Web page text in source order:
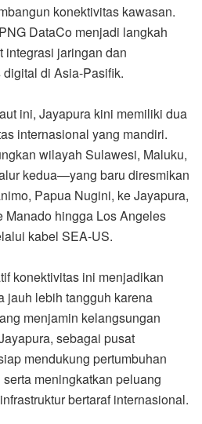
konektivitas kawasan.
DataCo menjadi langkah
integrasi jaringan dan
di Asia-Pasifik.
ini, Jayapura kini memiliki dua
internasional yang mandiri.
wilayah Sulawesi, Maluku,
kedua—yang baru diresmikan
Papua Nugini, ke Jayapura,
Manado hingga Los Angeles
kabel SEA-US.
konektivitas ini menjadikan
jauh lebih tangguh karena
menjamin kelangsungan
sebagai pusat
mendukung pertumbuhan
meningkatkan peluang
bertaraf internasional.